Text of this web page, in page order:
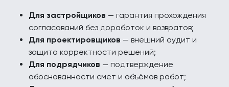
Для застройщиков — гарантия прохождения
согласований без доработок и возвратов;
Для проектировщиков — внешний аудит и
защита корректности решений;
Для подрядчиков — подтверждение
обоснованности смет и объёмов работ;